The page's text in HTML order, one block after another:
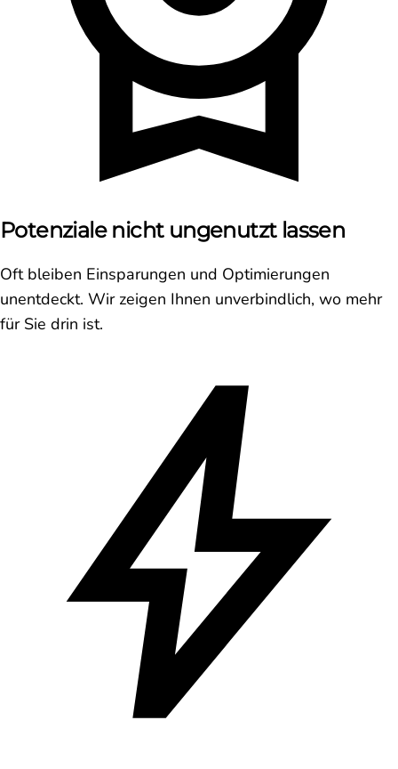
Potenziale nicht ungenutzt lassen
Oft bleiben Einsparungen und Optimierungen
unentdeckt. Wir zeigen Ihnen unverbindlich, wo mehr
für Sie drin ist.